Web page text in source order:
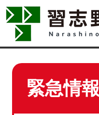
緊急情報